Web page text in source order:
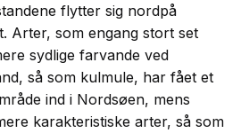
flytter sig nordpå
Arter, som engang stort set
sydlige farvande ved
så som kulmule, har fået et
ind i Nordsøen, mens
karakteristiske arter, så som